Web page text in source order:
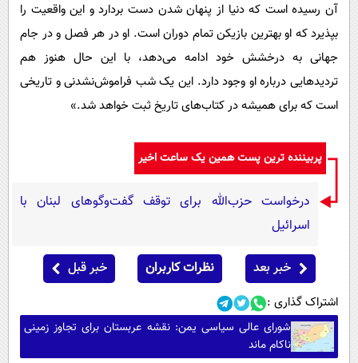
آن رسیده است که دنیا از پنهان شدن دست بردارد و این واقعیت را
بپذیرد که او بهترین بازیکن تمام دوران است. او در هر فصل و در جام
جهانی به درخشش خود ادامه می‌دهد، با این حال هنوز هم
تردیدهایی درباره او وجود دارد. این یک شب فراموش‌نشدنی و تاریخی
است که برای همیشه در کتاب‌های تاریخ ثبت خواهد شد.»
پربیننده ترین پست همین یک ساعت اخیر
درخواست حزب‌الله برای توقف گفت‌وگوهای لبنان با
اسرائیل
خبر بعد نظرات کاربران خبر قبل
اشتراک گذاری :
شورای عالی سیاسی یمن: نقشه عربستان برای تجاوز زمینی
ناکام ماند